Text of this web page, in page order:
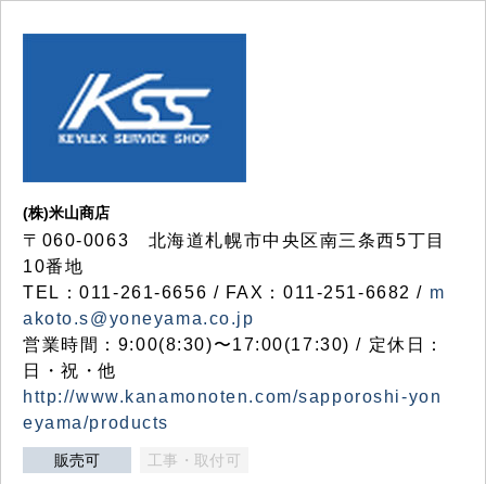
(株)米山商店
〒060-0063 北海道札幌市中央区南三条西5丁目
10番地
TEL：011-261-6656 / FAX：011-251-6682 / m
akoto.s@yoneyama.co.jp
営業時間：9:00(8:30)〜17:00(17:30) / 定休日：
日・祝・他
http://www.kanamonoten.com/sapporoshi-yon
eyama/products
販売可 工事・取付可